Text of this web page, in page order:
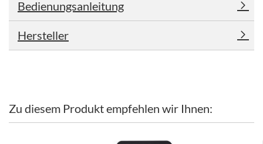
Bedienungsanleitung
Hersteller
Zu diesem Produkt empfehlen wir Ihnen: